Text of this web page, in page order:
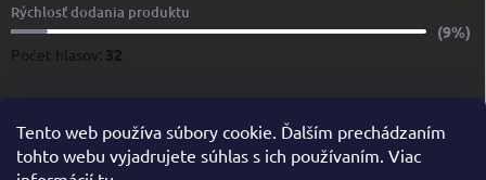
Tento web používa súbory cookie. Ďalším prechádzaním
tohto webu vyjadrujete súhlas s ich používaním. Viac
Rýchlosť dodania produktu
(9%)
Počet hlasov: 32
www.yachtshop.sk www.limoservices.sk www.taxisluzba.com
www.airporttaxi.sk www.taxischwechat.sk